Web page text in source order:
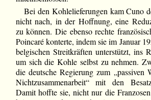
Bei den Kohlelieferungen kam Cuno
nicht nach, in der Hoffnung, eine
zu können. Die ebenso rechte
Poincaré konterte, indem sie im Januar
belgischen Streitkräften unterstützt, ins
um sich die Kohle selbst zu nehmen.
die deutsche Regierung zum „passiven
Nichtzusammenarbeit“ mit den
Damit hoffte sie, nicht nur die